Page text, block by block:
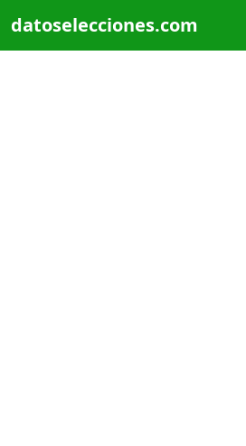
datoselecciones.com